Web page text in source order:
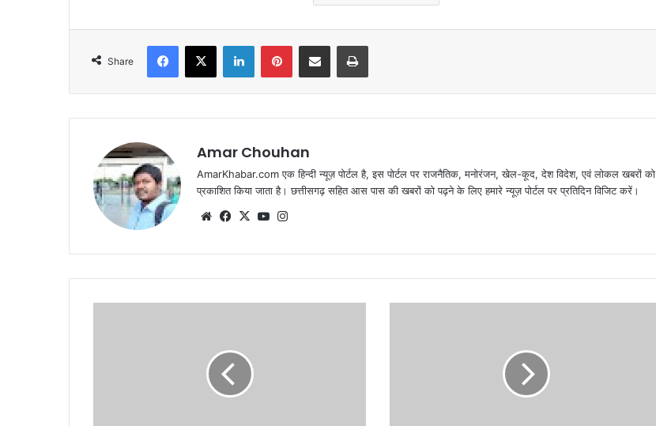
Share
Facebook
X LinkedInPinterestShare via Email Print
Amar Chouhan
AmarKhabar.com एक हिन्दी न्यूज़ पोर्टल है, इस पोर्टल पर राजनैतिक, मनोरंजन, खेल-कूद, देश विदेश, एवं लोकल खबरों को
प्रकाशित किया जाता है। छत्तीसगढ़ सहित आस पास की खबरों को पढ़ने के लिए हमारे न्यूज़ पोर्टल पर प्रतिदिन विजिट करें।
WebsiteFacebook
X YouTube